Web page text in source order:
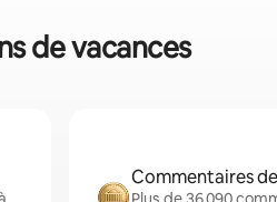
de vacances
Commentaires